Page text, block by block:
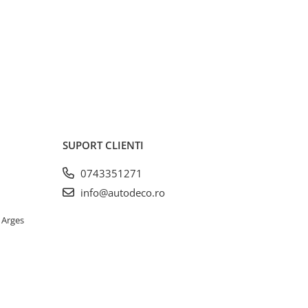
SUPORT CLIENTI
0743351271
info@autodeco.ro